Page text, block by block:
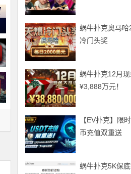
都带走，最强
蜗牛扑克奥马
冷门头奖
蜗牛扑克12月
¥3,888万元！
【EV扑克】限
币充值双重送
蜗牛扑克5K保